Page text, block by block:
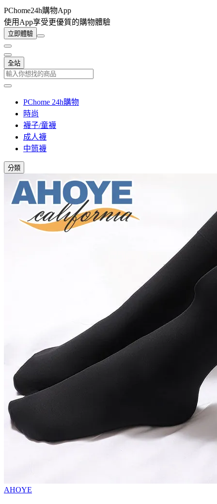
PChome24h購物App
使用App享受更優質的購物體驗
立即體驗
全站
PChome 24h購物
時尚
襪子/童襪
成人襪
中筒襪
分類
AHOYE